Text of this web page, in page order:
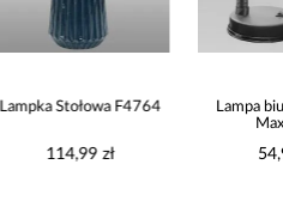
Lampka Stołowa F4764
114,99 zł
Lampa